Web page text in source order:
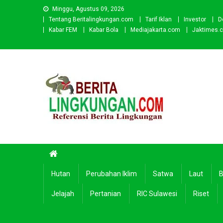
Minggu, Agustus 09, 2026
Tentang Beritalingkungan.com
Tarif Iklan Investor
Kabar FEM
Kabar Bola Mediajakarta.com
Hutan Perubahan Iklim Satwa Laut
Jelajah Pertanian RIC Sulawesi Riset